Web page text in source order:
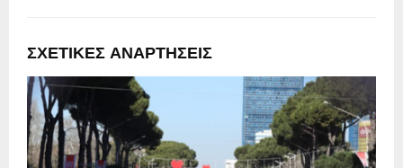
ΣΧΕΤΙΚΈΣ ΑΝΑΡΤΉΣΕΙΣ